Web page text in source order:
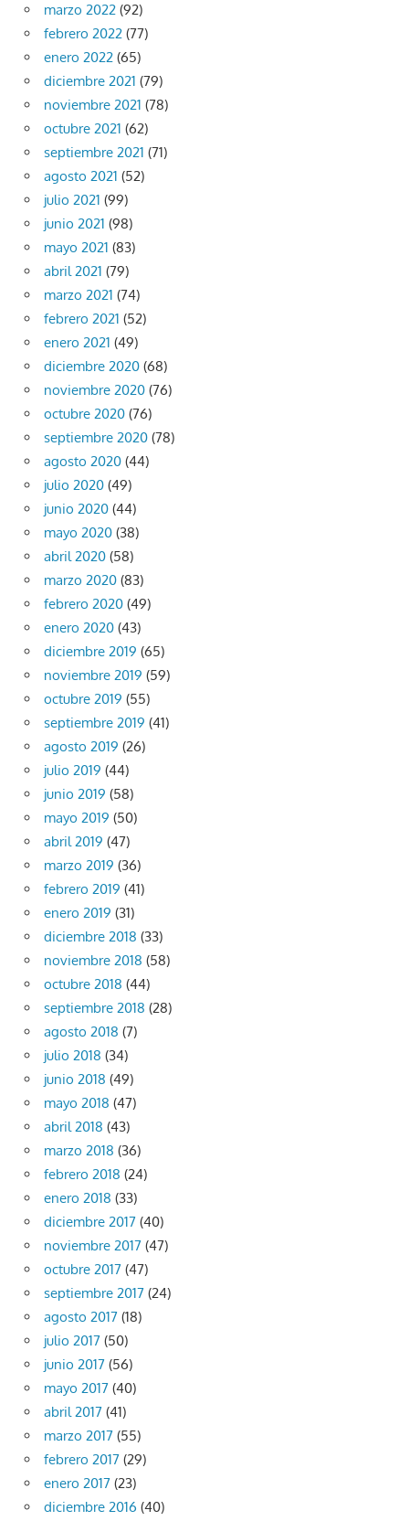
marzo 2022 (92)
febrero 2022 (77)
enero 2022 (65)
diciembre 2021 (79)
noviembre 2021 (78)
octubre 2021 (62)
septiembre 2021 (71)
agosto 2021 (52)
julio 2021 (99)
junio 2021 (98)
mayo 2021 (83)
abril 2021 (79)
marzo 2021 (74)
febrero 2021 (52)
enero 2021 (49)
diciembre 2020 (68)
noviembre 2020 (76)
octubre 2020 (76)
septiembre 2020 (78)
agosto 2020 (44)
julio 2020 (49)
junio 2020 (44)
mayo 2020 (38)
abril 2020 (58)
marzo 2020 (83)
febrero 2020 (49)
enero 2020 (43)
diciembre 2019 (65)
noviembre 2019 (59)
octubre 2019 (55)
septiembre 2019 (41)
agosto 2019 (26)
julio 2019 (44)
junio 2019 (58)
mayo 2019 (50)
abril 2019 (47)
marzo 2019 (36)
febrero 2019 (41)
enero 2019 (31)
diciembre 2018 (33)
noviembre 2018 (58)
octubre 2018 (44)
septiembre 2018 (28)
agosto 2018 (7)
julio 2018 (34)
junio 2018 (49)
mayo 2018 (47)
abril 2018 (43)
marzo 2018 (36)
febrero 2018 (24)
enero 2018 (33)
diciembre 2017 (40)
noviembre 2017 (47)
octubre 2017 (47)
septiembre 2017 (24)
agosto 2017 (18)
julio 2017 (50)
junio 2017 (56)
mayo 2017 (40)
abril 2017 (41)
marzo 2017 (55)
febrero 2017 (29)
enero 2017 (23)
diciembre 2016 (40)